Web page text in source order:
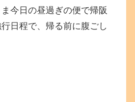
今日の昼過ぎの便で帰阪
日程で、帰る前に腹ごし